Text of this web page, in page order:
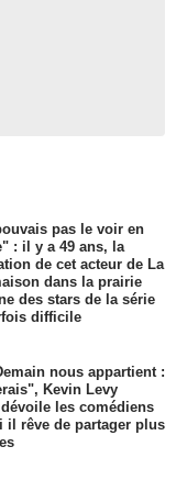
pas le voir en
: il y a 49 ans, la
de cet acteur de La
dans la prairie
des stars de la série
difficile
nous appartient :
Kevin Levy
les comédiens
il rêve de partager plus